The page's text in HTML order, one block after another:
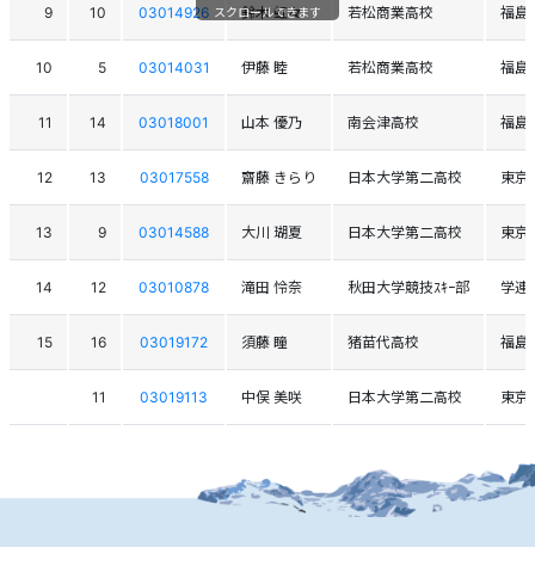
9 10 03014926 鈴木 虹々 若松商業高校 福島
10 5 03014031 伊藤 睦 若松商業高校 福島
11 14 03018001 山本 優乃 南会津高校 福島
12 13 03017558 齋藤 きらり 日本大学第二高校 東京
13 9 03014588 大川 瑚夏 日本大学第二高校 東京
14 12 03010878 滝田 怜奈 秋田大学競技ｽｷｰ部 学連
15 16 03019172 須藤 瞳 猪苗代高校 福島
11 03019113 中俣 美咲 日本大学第二高校 東京
スクロールできます